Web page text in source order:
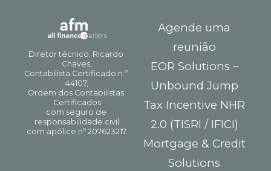
Agende uma
reunião
EOR Solutions –
Unbound Jump
Tax Incentive NHR
2.0 (TISRI / IFICI)
Mortgage & Credit
Solutions